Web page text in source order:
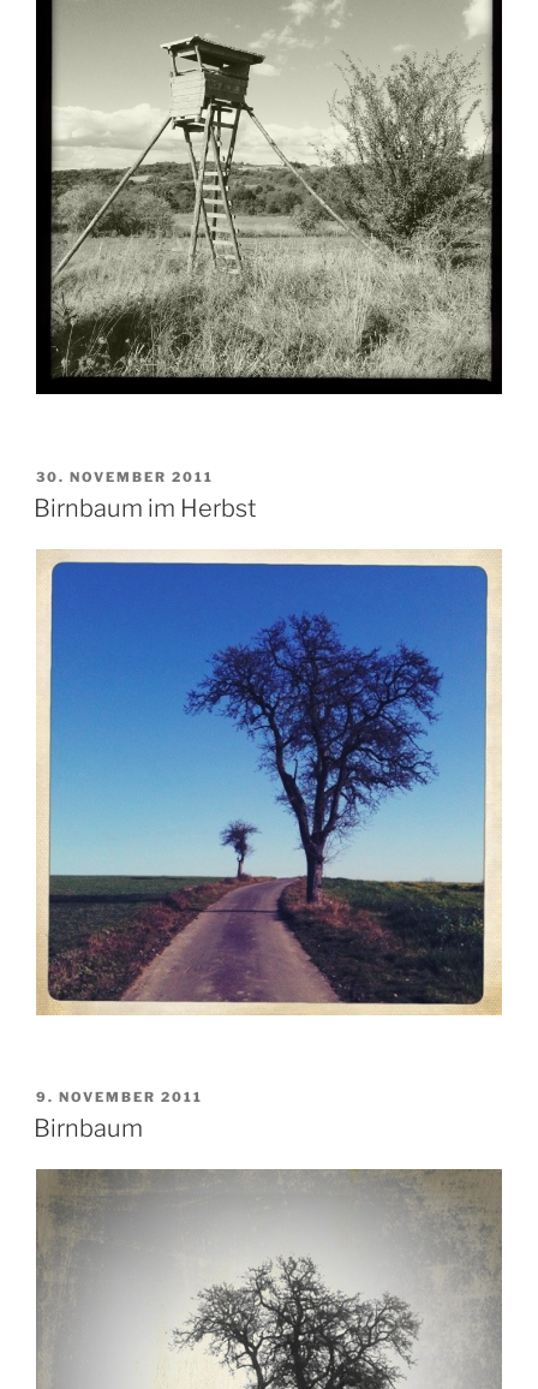
VERÖFFENTLICHT
AM
30. NOVEMBER 2011
Birnbaum im Herbst
VERÖFFENTLICHT
AM
9. NOVEMBER 2011
Birnbaum